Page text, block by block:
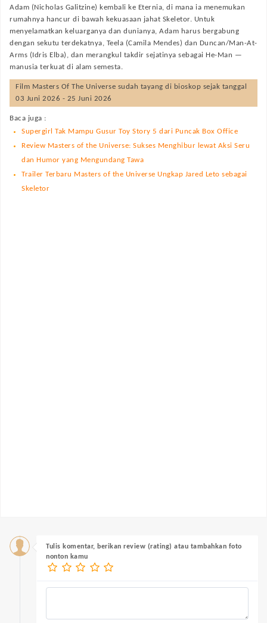
Adam (Nicholas Galitzine) kembali ke Eternia, di mana ia menemukan
rumahnya hancur di bawah kekuasaan jahat Skeletor. Untuk
menyelamatkan keluarganya dan dunianya, Adam harus bergabung
dengan sekutu terdekatnya, Teela (Camila Mendes) dan Duncan/Man-At-
Arms (Idris Elba), dan merangkul takdir sejatinya sebagai He-Man —
manusia terkuat di alam semesta.
Film Masters Of The Universe sudah tayang di bioskop sejak tanggal
03 Juni 2026 - 25 Juni 2026
Baca juga :
Supergirl Tak Mampu Gusur Toy Story 5 dari Puncak Box Office
Review Masters of the Universe: Sukses Menghibur lewat Aksi Seru
dan Humor yang Mengundang Tawa
Trailer Terbaru Masters of the Universe Ungkap Jared Leto sebagai
Skeletor
Tulis komentar, berikan review (rating) atau tambahkan foto
nonton kamu